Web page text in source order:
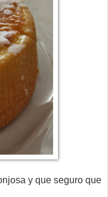
y que seguro que